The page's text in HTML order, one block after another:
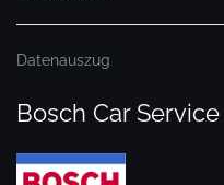
Datenauszug
Bosch Car Service